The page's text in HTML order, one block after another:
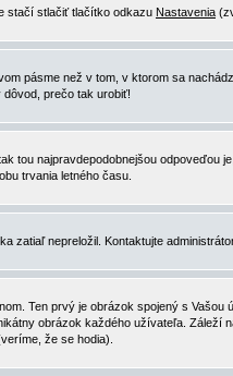
stačí stlačiť tlačítko odkazu Nastavenia
pásme než v tom, v ktorom sa
prečo tak urobiť!
tou najpravdepodobnejšou
trvania letného času.
zatiaľ nepreložil. Kontaktujte
Ten prvý je obrázok spojený s
obrázok každého užívateľa.
že se hodia).